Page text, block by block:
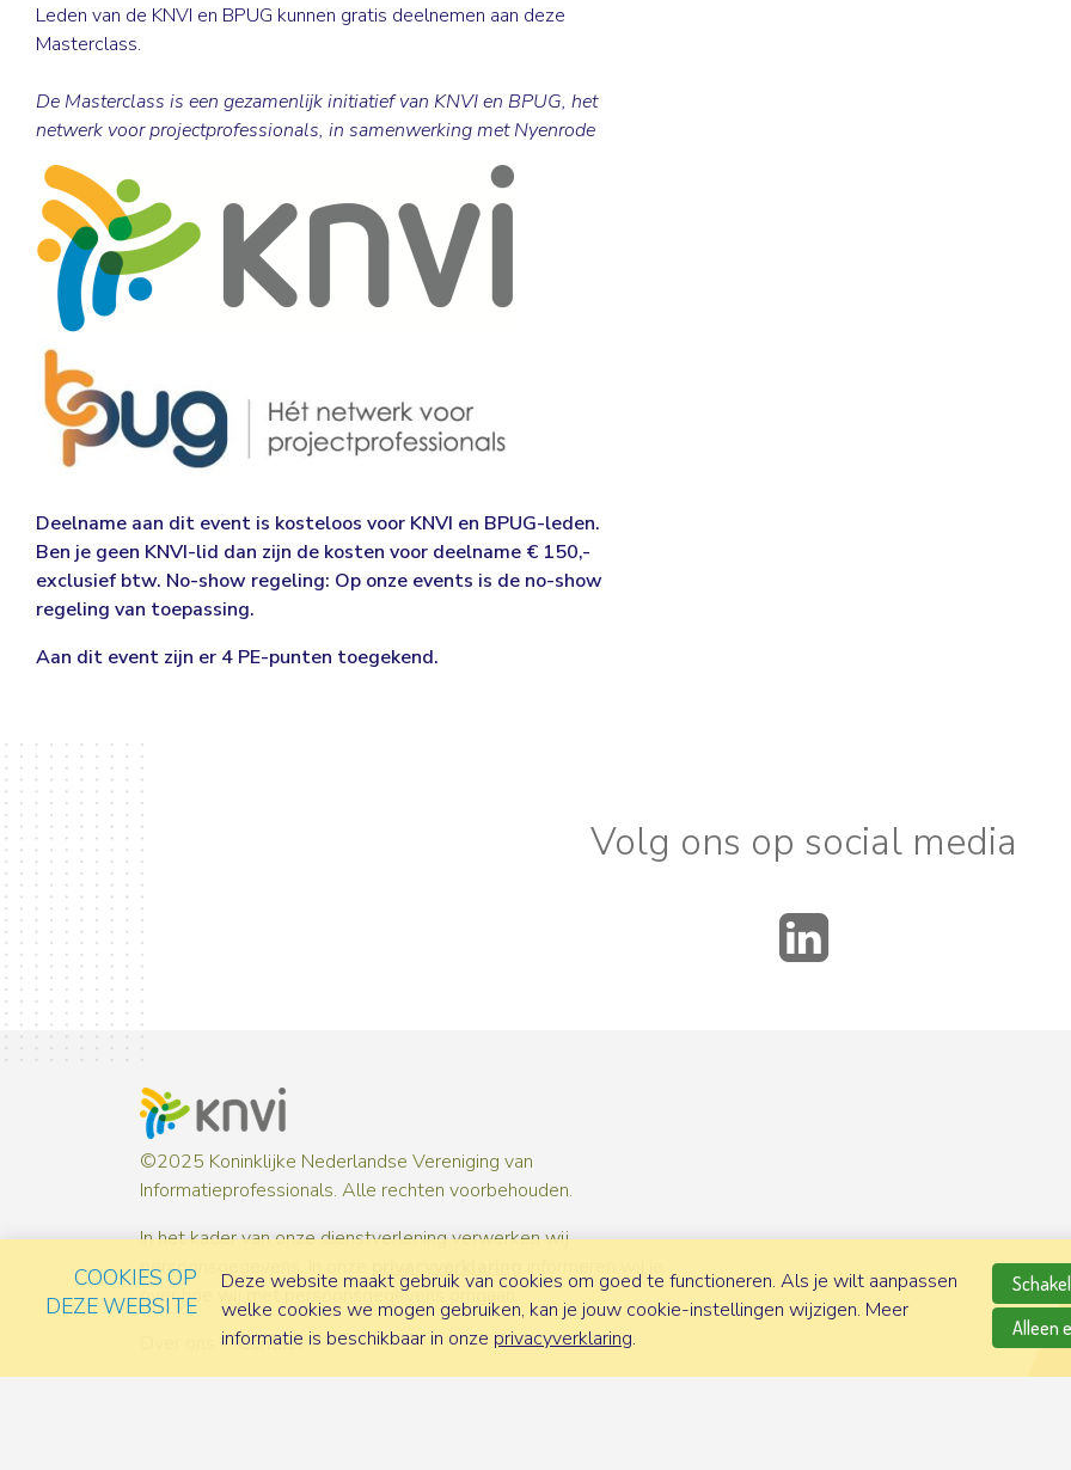
Leden van de KNVI en BPUG kunnen gratis deelnemen aan deze
Masterclass.
De Masterclass is een gezamenlijk initiatief van KNVI en BPUG, het
netwerk voor projectprofessionals, in samenwerking met Nyenrode
Deelname aan dit event is kosteloos voor KNVI en BPUG-leden.
Ben je geen KNVI-lid dan zijn de kosten voor deelname € 150,-
exclusief btw. No-show regeling: Op onze events is de no-show
regeling van toepassing.
Aan dit event zijn er 4 PE-punten toegekend.
Volg ons op social media
©2025 Koninklijke Nederlandse Vereniging van
Informatieprofessionals. Alle rechten voorbehouden.
In het kader van onze dienstverlening verwerken wij
persoonsgegevens. In onze
over hoe wij met persoonsgegevens omgaan.
Contact
COOKIES OP
DEZE WEBSITE
Deze website maakt gebruik van cookies om goed te functioneren. Als je wilt aanpassen
welke cookies we mogen gebruiken, kan je jouw cookie-instellingen wijzigen. Meer
informatie is beschikbaar in onze privacyverklaring.
Alleen